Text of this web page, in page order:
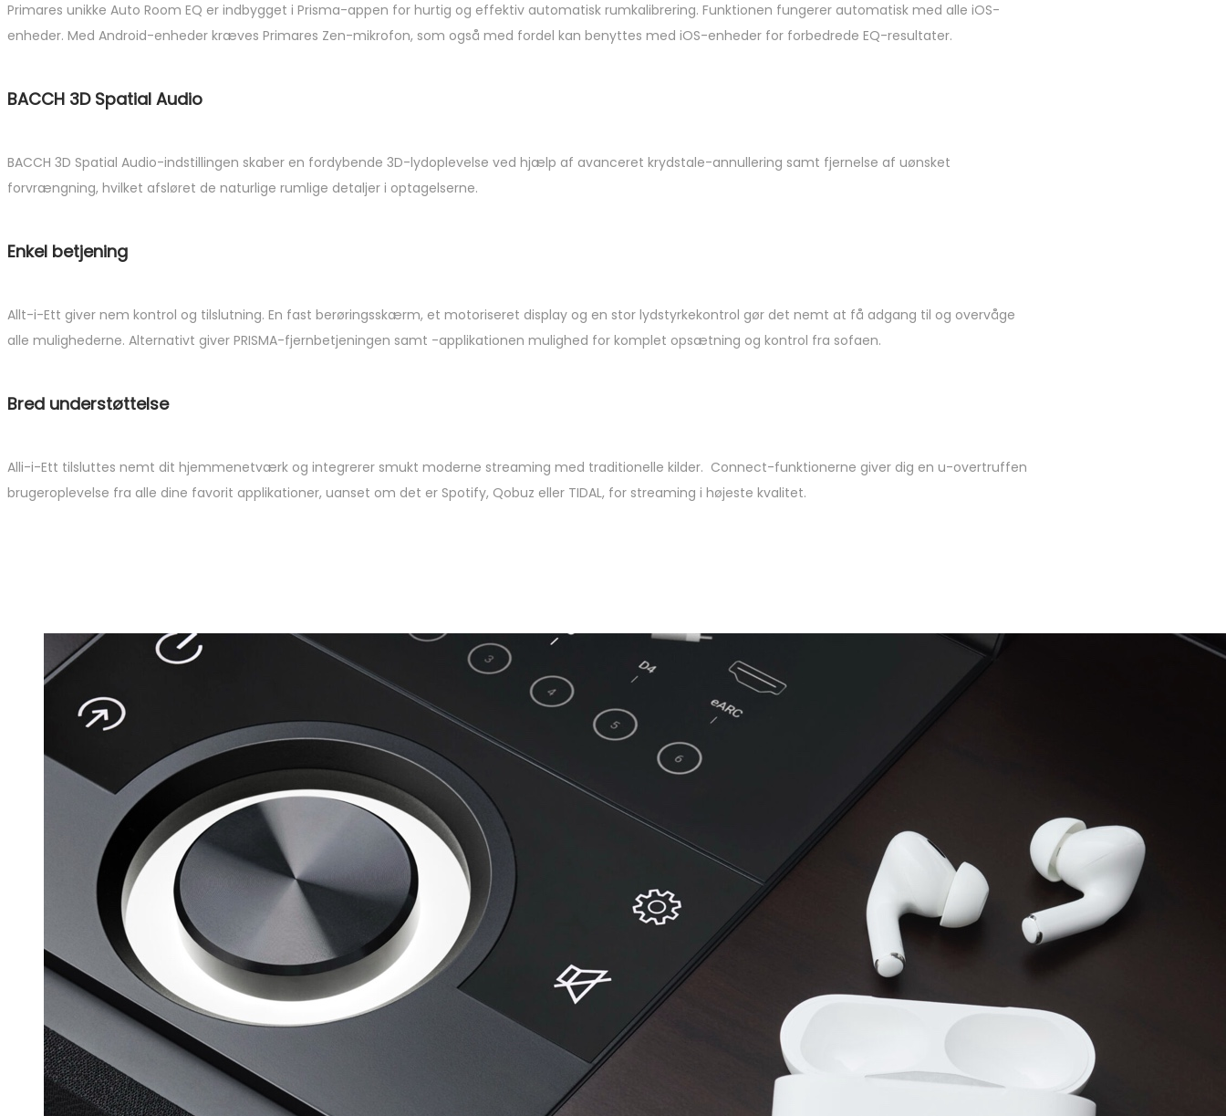
Primares unikke Auto Room EQ er indbygget i Prisma-appen for hurtig og effektiv automatisk rumkalibrering. Funktionen fungerer automatisk med alle iOS-
enheder. Med Android-enheder kræves Primares Zen-mikrofon, som også med fordel kan benyttes med iOS-enheder for forbedrede EQ-resultater.
BACCH 3D Spatial Audio
BACCH 3D Spatial Audio-indstillingen skaber en fordybende 3D-lydoplevelse ved hjælp af avanceret krydstale-annullering samt fjernelse af uønsket
forvrængning, hvilket afsløret de naturlige rumlige detaljer i optagelserne.
Enkel betjening
Allt-i-Ett giver nem kontrol og tilslutning. En fast berøringsskærm, et motoriseret display og en stor lydstyrkekontrol gør det nemt at få adgang til og overvåge
alle mulighederne. Alternativt giver PRISMA-fjernbetjeningen samt -applikationen mulighed for komplet opsætning og kontrol fra sofaen.
Bred understøttelse
Alli-i-Ett tilsluttes nemt dit hjemmenetværk og integrerer smukt moderne streaming med traditionelle kilder. Connect-funktionerne giver dig en u-overtruffen
brugeroplevelse fra alle dine favorit applikationer, uanset om det er Spotify, Qobuz eller TIDAL, for streaming i højeste kvalitet.